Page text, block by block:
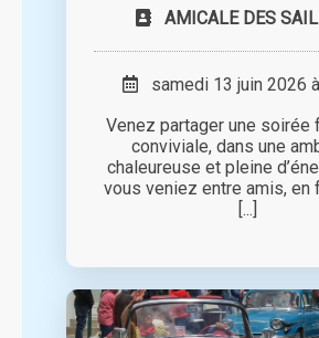
AMICALE DES
samedi 13 juin 2026
Venez partager une soirée
conviviale, dans une
chaleureuse et pleine
vous veniez entre amis, en
[...]